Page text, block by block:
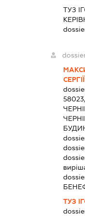
ТУЗ
ТУЗ